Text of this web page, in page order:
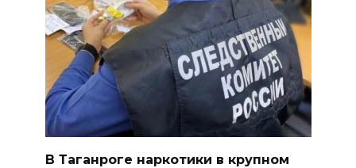
В Таганроге наркотики в крупном